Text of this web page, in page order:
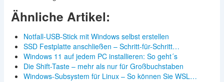
Ähnliche Artikel:
Notfall-USB-Stick mit Windows selbst erstellen
SSD Festplatte anschließen – Schritt-für-Schritt…
Windows 11 auf jedem PC installieren: So geht´s
Die Shift-Taste – mehr als nur für Großbuchstaben
Windows-Subsystem für Linux – So können Sie WSL…